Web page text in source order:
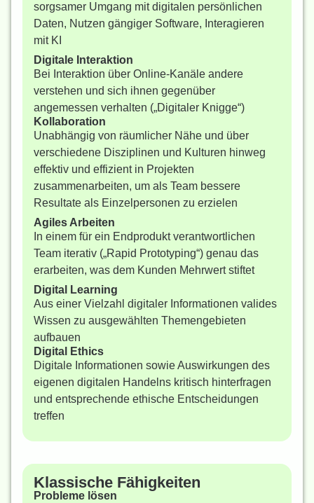
sorgsamer Umgang mit digitalen persönlichen
Daten, Nutzen gängiger Software, Interagieren
mit KI
Digitale Interaktion
Bei Interaktion über Online-Kanäle andere
verstehen und sich ihnen gegenüber
angemessen verhalten („Digitaler Knigge“)
Kollaboration
Unabhängig von räumlicher Nähe und über
verschiedene Disziplinen und Kulturen hinweg
effektiv und effizient in Projekten
zusammenarbeiten, um als Team bessere
Resultate als Einzelpersonen zu erzielen
Agiles Arbeiten
In einem für ein Endprodukt verantwortlichen
Team iterativ („Rapid Prototyping“) genau das
erarbeiten, was dem Kunden Mehrwert stiftet
Digital Learning
Aus einer Vielzahl digitaler Informationen valides
Wissen zu ausgewählten Themengebieten
aufbauen
Digital Ethics
Digitale Informationen sowie Auswirkungen des
eigenen digitalen Handelns kritisch hinterfragen
und entsprechende ethische Entscheidungen
treffen
Klassische Fähigkeiten
Probleme lösen